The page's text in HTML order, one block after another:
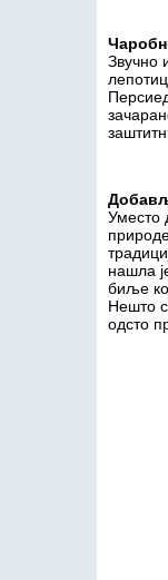
Звучно
Уместо
нашла
биље
Нешто
одсто